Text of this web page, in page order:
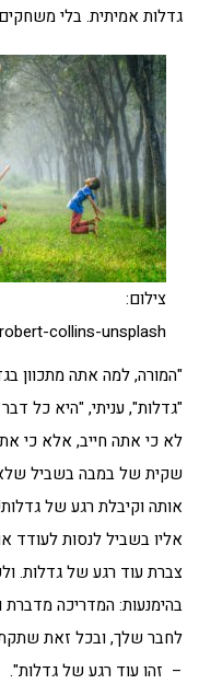
גדלות אמיתית. בלי
צילום:
robert-collins-unsplash
"המורה, למה אתה מתכוון
"גדלות", עניתי, "היא כל
לא כי אתה חייב, אלא כי
שקית של במבה בשביל
אותה וקיבלת רגע של
אליו בשביל לנסות לעודד
צברת עוד רגע של גדלות.
בהימנעות: המדריכה
לחבר שלך, ובכל זאת
– זהו עוד רגע של גדלות".